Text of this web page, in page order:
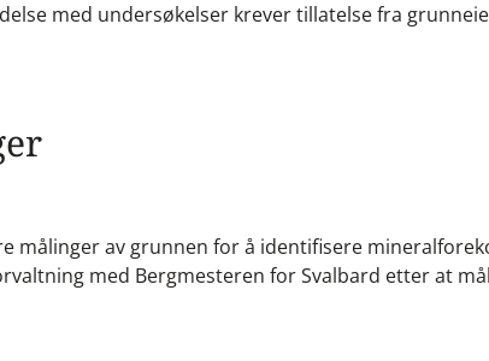
med undersøkelser krever tillatelse fra
målinger av grunnen for å identifisere
med Bergmesteren for Svalbard etter at